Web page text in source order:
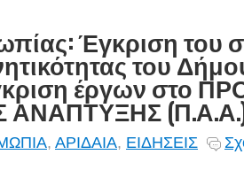
Έγκριση του
του
έργων στο
(Π.Α.Α.)
, ΑΡΙΔΑΙΑ, ΕΙΔΗΣΕΙΣ